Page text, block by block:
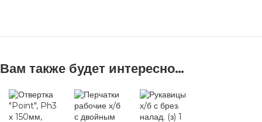
Вам также будет интересно…